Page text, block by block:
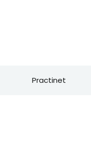
Practinet